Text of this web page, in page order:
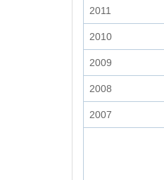
2011
2010
2009
2008
2007